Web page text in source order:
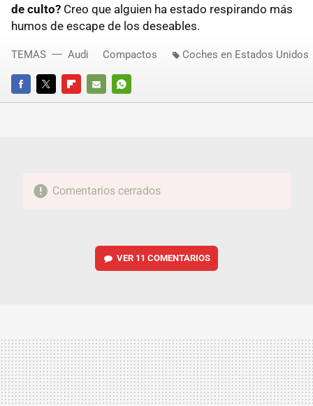
de culto? Creo que alguien ha estado respirando más
humos de escape de los deseables.
FACEBOOKTWITTERFLIPBOARD
E-
WHATSAPP
TEMAS Audi Compactos Coches en Estados Unidos
Comentarios cerrados
VER 11 COMENTARIOS